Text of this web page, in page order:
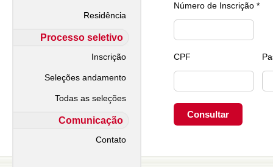
Residência
Processo seletivo
Inscrição
Seleções andamento
Todas as seleções
Comunicação
Contato
Número de Inscrição *
CPF